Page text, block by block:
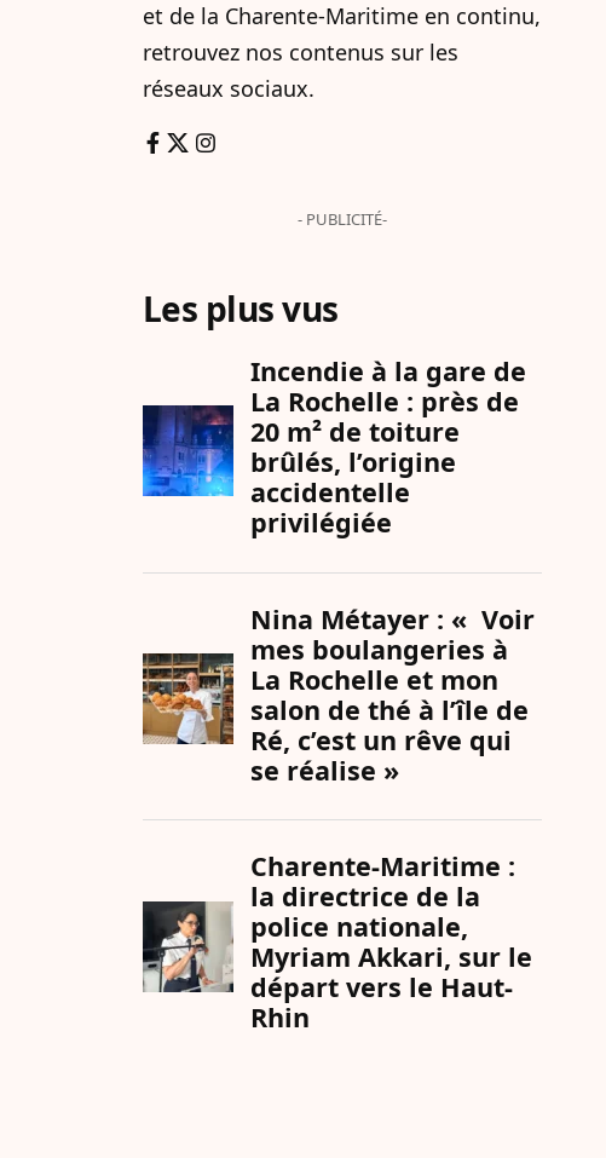
et de la Charente-Maritime en continu,
retrouvez nos contenus sur les
réseaux sociaux.
- PUBLICITÉ-
Les plus vus